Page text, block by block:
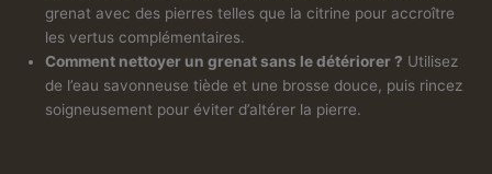
grenat avec des pierres telles que la citrine pour accroître
les vertus complémentaires.
Comment nettoyer un grenat sans le détériorer ? Utilisez
de l’eau savonneuse tiède et une brosse douce, puis rincez
soigneusement pour éviter d’altérer la pierre.